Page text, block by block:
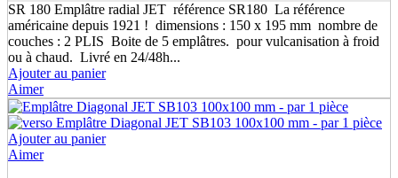
SR 180 Emplâtre radial JET référence SR180 La référence
américaine depuis 1921 ! dimensions : 150 x 195 mm nombre de
couches : 2 PLIS Boite de 5 emplâtres. pour vulcanisation à froid
ou à chaud. Livré en 24/48h...
Ajouter au panier
Aimer
Ajouter au panier
Aimer